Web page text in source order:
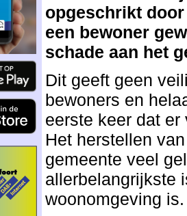
opgeschrikt
een bewoner
schade aan het
Dit geeft geen
bewoners en
eerste keer dat
Het herstellen
gemeente veel
allerbelangrijkste
woonomgeving is.